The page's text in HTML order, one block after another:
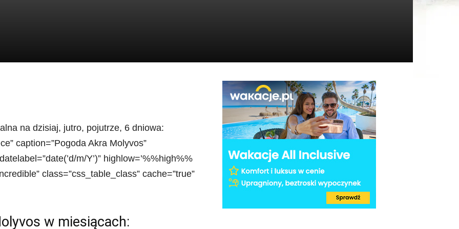
na dzisiaj, jutro, pojutrze, 6 dniowa:
caption=”Pogoda Akra Molyvos”
m/Y’)” highlow=’%%high%%
class=”css_table_class” cache=”true”
w miesiącach: